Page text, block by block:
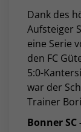
Dank des
Aufsteiger
eine Serie
den FC
5:0-
war der
Trainer
Bonner SC